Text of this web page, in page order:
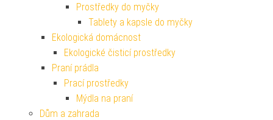
Prostředky do myčky
Tablety a kapsle do myčky
Ekologická domácnost
Ekologické čisticí prostředky
Praní prádla
Prací prostředky
Mýdla na praní
Dům a zahrada